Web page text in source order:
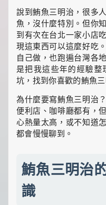
實
用
的
居
家
妙
招、
最
道
的
美
食
推
有
暖
說到鮪魚三明治，很多
魚，沒什麼特別。但你
到有次在台北一家小店
現這東西可以這麼好吃
自己做，也跑遍台灣各
是把我這些年的經驗
坑，找到你喜歡的鮪魚三
為什麼要寫鮪魚三明治
便利店、咖啡廳都有，
心熱量太高，或不知道
都會慢慢聊到。
鮪魚三明治
識